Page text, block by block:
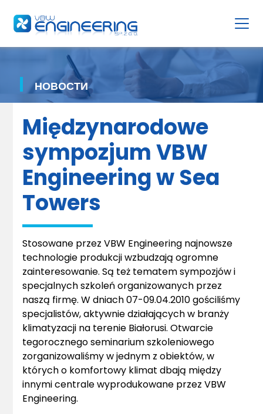
НОВОСТИ
Międzynarodowe
sympozjum VBW
Engineering w Sea
Towers
Stosowane przez VBW Engineering najnowsze
technologie produkcji wzbudzają ogromne
zainteresowanie. Są też tematem sympozjów i
specjalnych szkoleń organizowanych przez
naszą firmę. W dniach 07-09.04.2010 gościliśmy
specjalistów, aktywnie działających w branży
klimatyzacji na terenie Białorusi. Otwarcie
tegorocznego seminarium szkoleniowego
zorganizowaliśmy w jednym z obiektów, w
których o komfortowy klimat dbają między
innymi centrale wyprodukowane przez VBW
Engineering.